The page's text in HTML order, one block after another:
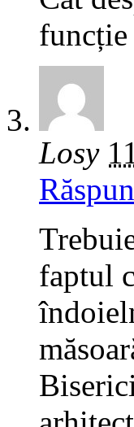
funcție
Losy
faptul